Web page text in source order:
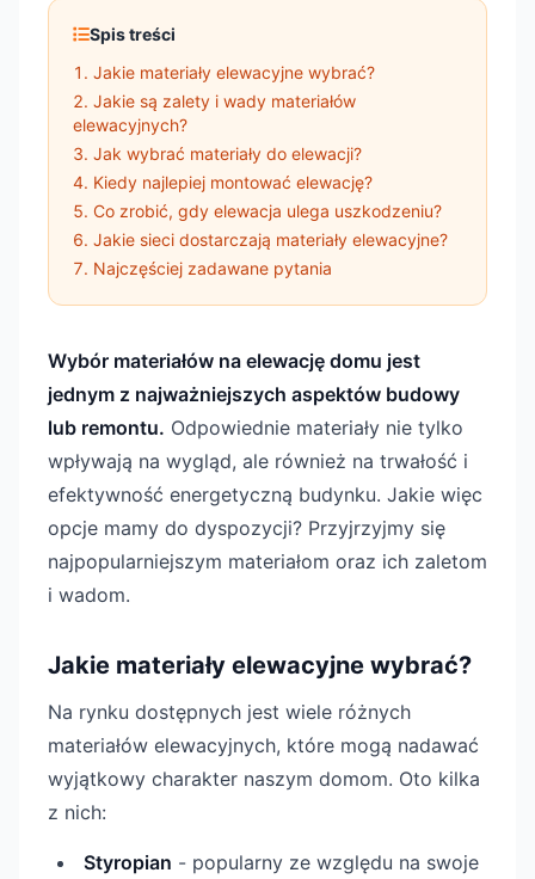
Spis treści
Jakie materiały elewacyjne wybrać?
Jakie są zalety i wady materiałów
elewacyjnych?
Jak wybrać materiały do elewacji?
Kiedy najlepiej montować elewację?
Co zrobić, gdy elewacja ulega uszkodzeniu?
Jakie sieci dostarczają materiały elewacyjne?
Najczęściej zadawane pytania
Wybór materiałów na elewację domu jest
jednym z najważniejszych aspektów budowy
lub remontu. Odpowiednie materiały nie tylko
wpływają na wygląd, ale również na trwałość i
efektywność energetyczną budynku. Jakie więc
opcje mamy do dyspozycji? Przyjrzyjmy się
najpopularniejszym materiałom oraz ich zaletom
i wadom.
Jakie materiały elewacyjne wybrać?
Na rynku dostępnych jest wiele różnych
materiałów elewacyjnych, które mogą nadawać
wyjątkowy charakter naszym domom. Oto kilka
z nich:
Styropian - popularny ze względu na swoje